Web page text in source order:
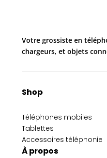
Votre grossiste en
chargeurs, et objets
Shop
Téléphones mobiles
Tablettes
Accessoires téléphonie
À propos